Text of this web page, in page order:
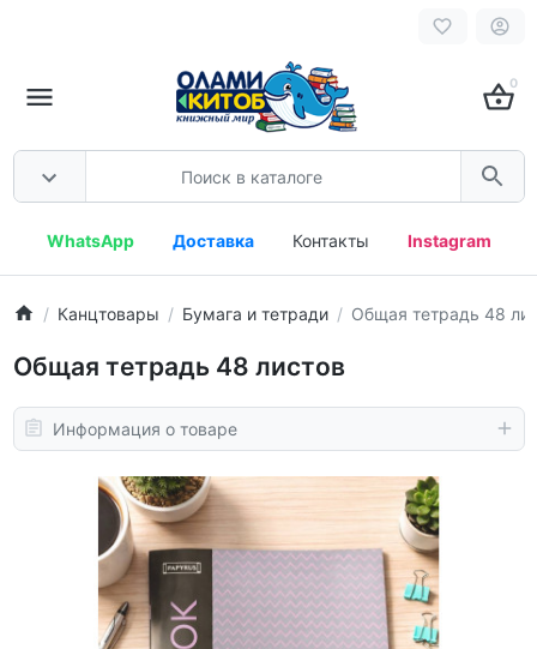
0
WhatsApp Доставка Контакты Instagram
Канцтовары Бумага и тетради Общая тетрадь 48
Общая тетрадь 48 листов
Информация о товаре